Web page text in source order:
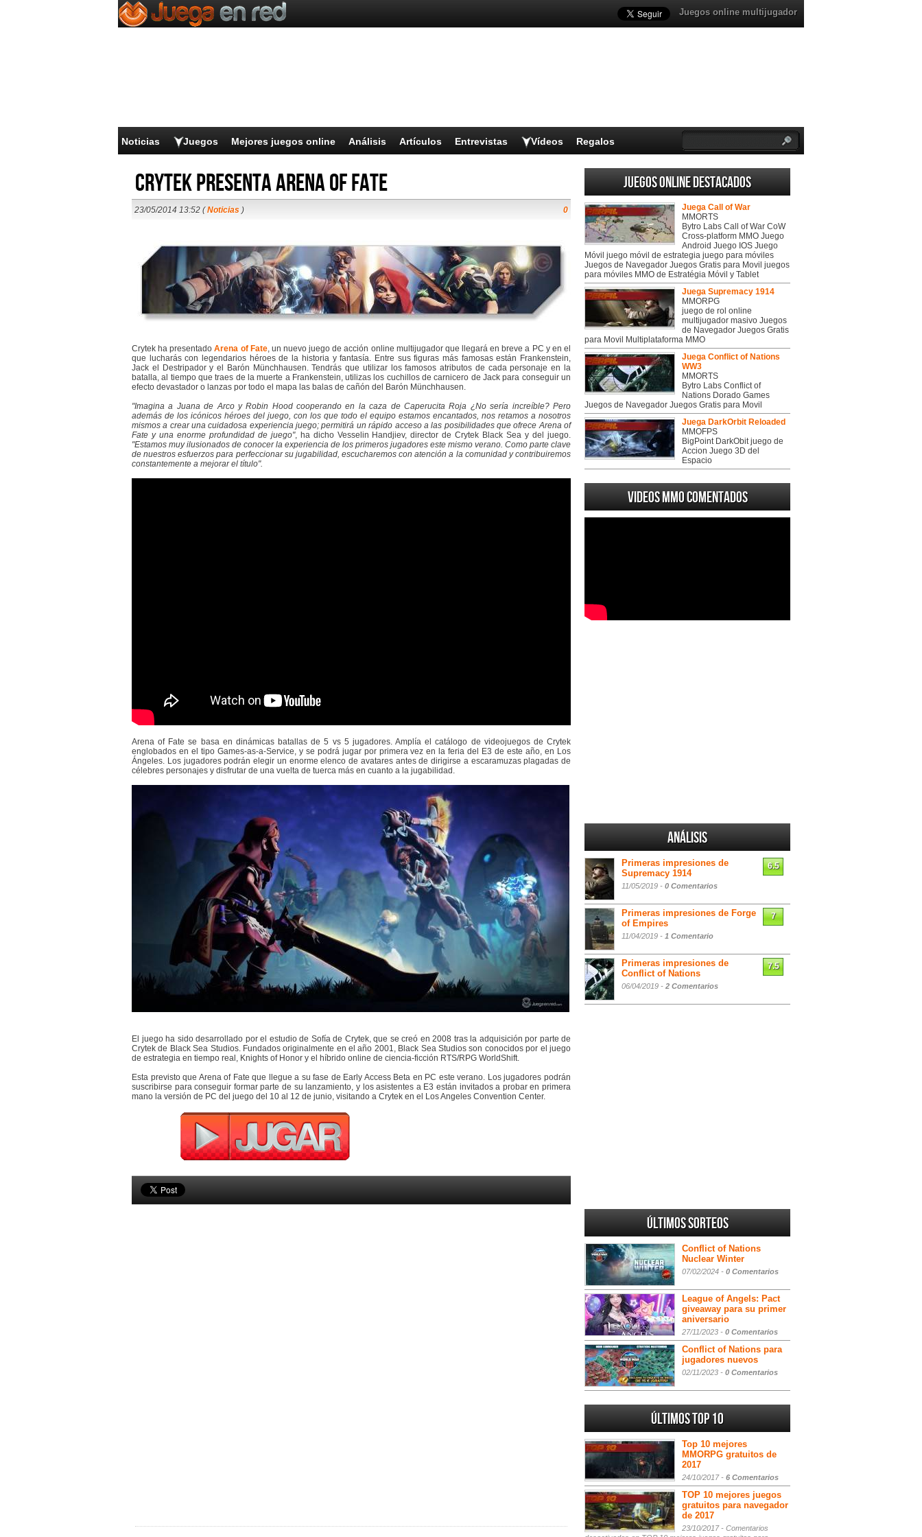
Juegos online multijugador
Noticias Juegos Mejores juegos online Análisis Artículos Entrevistas Vídeos Regalos
Crytek presenta Arena of Fate
23/05/2014 13:52 (Noticias ) 0
Crytek ha presentadoArena of Fate, un nuevo juego de acción online multijugador que llegará en breve a PC y en el
que lucharás con legendarios héroes de la historia y fantasía. Entre sus figuras más famosas están Frankenstein,
Jack el Destripador y el Barón Münchhausen. Tendrás que utilizar los famosos atributos de cada personaje en la
batalla, al tiempo que traes de la muerte a Frankenstein, utilizas los cuchillos de carnicero de Jack para conseguir un
efecto devastador o lanzas por todo el mapa las balas de cañón del Barón Münchhausen.
"Imagina a Juana de Arco y Robin Hood cooperando en la caza de Caperucita Roja ¿No sería increíble? Pero
además de los icónicos héroes del juego, con los que todo el equipo estamos encantados, nos retamos a nosotros
mismos a crear una cuidadosa experiencia juego; permitirá un rápido acceso a las posibilidades que ofrece Arena of
Fate y una enorme profundidad de juego", ha dicho Vesselin Handjiev, director de Crytek Black Sea y del juego.
"Estamos muy ilusionados de conocer la experiencia de los primeros jugadores este mismo verano. Como parte clave
de nuestros esfuerzos para perfeccionar su jugabilidad, escucharemos con atención a la comunidad y contribuiremos
constantemente a mejorar el título".
Arena of Fate se basa en dinámicas batallas de 5 vs 5 jugadores. Amplía el catálogo de videojuegos de Crytek
englobados en el tipo Games-as-a-Service, y se podrá jugar por primera vez en la feria del E3 de este año, en Los
Ángeles. Los jugadores podrán elegir un enorme elenco de avatares antes de dirigirse a escaramuzas plagadas de
célebres personajes y disfrutar de una vuelta de tuerca más en cuanto a la jugabilidad.
El juego ha sido desarrollado por el estudio de Sofía de Crytek, que se creó en 2008 tras la adquisición por parte de
Crytek de Black Sea Studios. Fundados originalmente en el año 2001, Black Sea Studios son conocidos por el juego
de estrategia en tiempo real, Knights of Honor y el híbrido online de ciencia-ficción RTS/RPG WorldShift.
Esta previsto que Arena of Fate que llegue a su fase de Early Access Beta en PC este verano. Los jugadores podrán
suscribirse para conseguir formar parte de su lanzamiento, y los asistentes a E3 están invitados a probar en primera
mano la versión de PC del juego del 10 al 12 de junio, visitando a Crytek en el Los Angeles Convention Center.
Juegos online destacados
Juega Call of War
MMORTS
Bytro Labs Call of War CoW
Cross-platform MMO Juego
Android Juego IOS Juego
Móvil juego móvil de estrategia juego para móviles
Juegos de Navegador Juegos Gratis para Movil juegos
para móviles MMO de Estratégia Móvil y Tablet
Juega Supremacy 1914
MMORPG
juego de rol online
multijugador masivo Juegos
de Navegador Juegos Gratis
para Movil Multiplataforma MMO
Juega Conflict of Nations
WW3
MMORTS
Bytro Labs Conflict of
Nations Dorado Games
Juegos de Navegador Juegos Gratis para Movil
Juega DarkOrbit Reloaded
MMOFPS
BigPoint DarkObit juego de
Accion Juego 3D del
Espacio
Videos MMO Comentados
Análisis
Primeras impresiones de
Supremacy 1914
11/05/2019 - 0 Comentarios
6.5
Primeras impresiones de Forge
of Empires
11/04/2019 - 1 Comentario
7
Primeras impresiones de
Conflict of Nations
06/04/2019 - 2 Comentarios
7.5
Últimos sorteos
Conflict of Nations
Nuclear Winter
07/02/2024 - 0 Comentarios
League of Angels: Pact
giveaway para su primer
aniversario
27/11/2023 - 0 Comentarios
Conflict of Nations para
jugadores nuevos
02/11/2023 - 0 Comentarios
Últimos Top 10
Top 10 mejores
MMORPG gratuitos de
2017
24/10/2017 - 6 Comentarios
TOP 10 mejores juegos
gratuitos para navegador
de 2017
23/10/2017 - Comentarios